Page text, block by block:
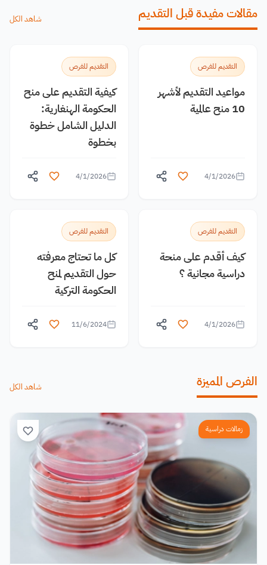
مقالات مفيدة قبل التقديم شاهد الكل
التقديم للفرص
مواعيد التقديم لأشهر
10 منح عالمية
4/1/2026
التقديم للفرص
كيفية التقديم على منح
الحكومة الهنغارية:
الدليل الشامل خطوة
بخطوة
4/1/2026
التقديم للفرص
كيف أقدم على منحة
دراسية مجانية ؟
4/1/2026
التقديم للفرص
كل ما تحتاج معرفته
حول التقديم لمنح
الحكومة التركية
11/6/2024
الفرص المميزة شاهد الكل
زمالات دراسية